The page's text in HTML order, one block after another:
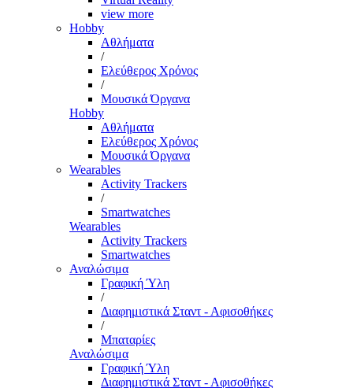
view more
Hobby
Αθλήματα
/
Ελεύθερος Χρόνος
/
Μουσικά Όργανα
Hobby
Αθλήματα
Ελεύθερος Χρόνος
Μουσικά Όργανα
Wearables
Activity Trackers
/
Smartwatches
Wearables
Activity Trackers
Smartwatches
Αναλώσιμα
Γραφική Ύλη
/
Διαφημιστικά Σταντ - Αφισοθήκες
/
Μπαταρίες
Αναλώσιμα
Γραφική Ύλη
Διαφημιστικά Σταντ - Αφισοθήκες